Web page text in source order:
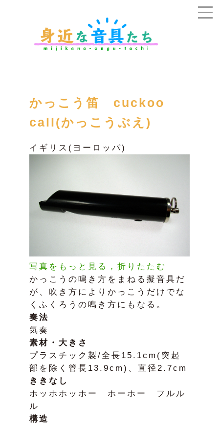
かっこう笛 cuckoo
call(かっこうぶえ)
イギリス(ヨーロッパ)
写真をもっと見る，折りたたむ
かっこうの鳴き方をまねる擬音具だ
が、吹き方によりかっこうだけでな
くふくろうの鳴き方にもなる。
奏法
気奏
素材・大きさ
プラスチック製/全長15.1cm(突起
部を除く管長13.9cm)、直径2.7cm
ききなし
ホッホホッホー ホーホー フルル
ル
構造